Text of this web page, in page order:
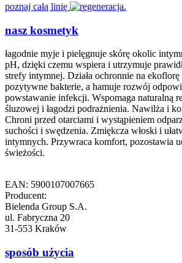
poznaj całą linię
nasz kosmetyk
łagodnie myje i pielęgnuje skórę okolic
pH, dzięki czemu wspiera i utrzymuje
strefy intymnej. Działa ochronnie na
pozytywne bakterie, a hamuje rozwój
powstawanie infekcji. Wspomaga naturalną
śluzowej i łagodzi podrażnienia. Nawilża i
Chroni przed otarciami i wystąpieniem
suchości i swędzenia. Zmiękcza włoski i
intymnych. Przywraca komfort, pozostawia
świeżości.
EAN: 5900107007665
Producent:
Bielenda Group S.A.
ul. Fabryczna 20
31-553 Kraków
sposób użycia